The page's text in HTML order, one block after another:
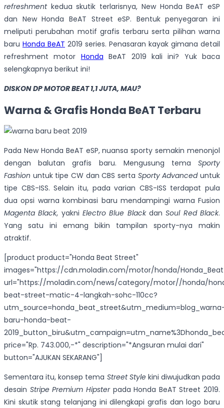
refreshment kedua skutik terlarisnya, New Honda BeAT eSP
dan New Honda BeAT Street eSP. Bentuk penyegaran ini
meliputi perubahan motif grafis terbaru serta pilihan warna
baru Honda BeAT 2019 series. Penasaran kayak gimana detail
refreshment motor Honda BeAT 2019 kali ini? Yuk baca
selengkapnya berikut ini!
DISKON DP MOTOR BEAT 1,1 JUTA, MAU?
Warna & Grafis Honda BeAT Terbaru
Pada New Honda BeAT eSP, nuansa sporty semakin menonjol
dengan balutan grafis baru. Mengusung tema Sporty
Fashion untuk tipe CW dan CBS serta Sporty Advanceduntuk
tipe CBS-ISS. Selain itu, pada varian CBS-ISS terdapat pula
dua opsi warna kombinasi baru mendampingi warna Fusion
Magenta Black, yakniElectro Blue BlackdanSoul Red Black.
Yang satu ini emang bikin tampilan sporty-nya makin
atraktif.
[product product="Honda Beat Street"
images="https://cdn.moladin.com/motor/honda/
url="https://moladin.com/news/category/motor//honda/
beat-street-matic-4-langkah-sohc-110cc?
baru-honda-beat-
price="Rp. 743.000,-*" description="*Angsuran mulai dari"
button="AJUKAN SEKARANG"]
Sementara itu, konsep tema Street Style kini diwujudkan pada
desain Stripe Premium Hipster pada Honda BeAT Street 2019.
Kini skutik stang telanjang ini dilengkapi grafis dan logo baru